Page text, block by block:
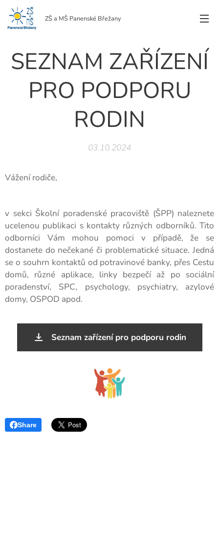
ZŠ a MŠ Panenské Břežany
SEZNAM ZAŘÍZENÍ
PRO PODPORU
RODIN
03.10.2024
Vážení rodiče,
v sekci Školní poradenské pracoviště (ŠPP) naleznete
ucelenou publikaci s kontakty různých odborníků. Tito
odborníci Vám mohou pomoci v případě, že se
dostanete do nečekané či problematické situace. Jedná
se o souhrn kontaktů od potravinové banky, přes Cestu
domů, různé aplikace, linky bezpečí až po sociální
poradenství, SPC, psychology, psychiatry, azylové
domy, OSPOD apod.
Seznam zařízení pro podporu rodin
Share